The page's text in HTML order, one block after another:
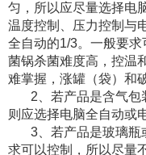
匀，所以应尽量选择电
温度控制、压力控制与
全自动的1/3。一般要
菌锅杀菌难度高，控温
难掌握，涨罐（袋）和
2、若产品是含气包
则应选择电脑全自动或
3、若产品是玻璃瓶
求可以控制，所以尽量